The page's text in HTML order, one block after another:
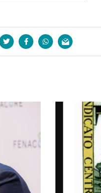
TwitterFacebookwhatsapp
email